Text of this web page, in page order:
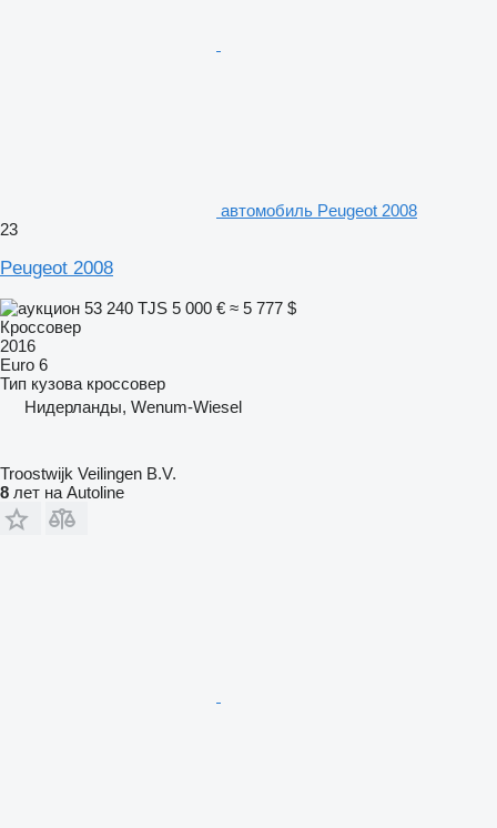
автомобиль Peugeot 2008
23
Peugeot 2008
53 240 TJS 5 000 € ≈ 5 777 $
Кроссовер
2016
Euro 6
Тип кузова кроссовер
Нидерланды, Wenum-Wiesel
Troostwijk Veilingen B.V.
8 лет на Autoline